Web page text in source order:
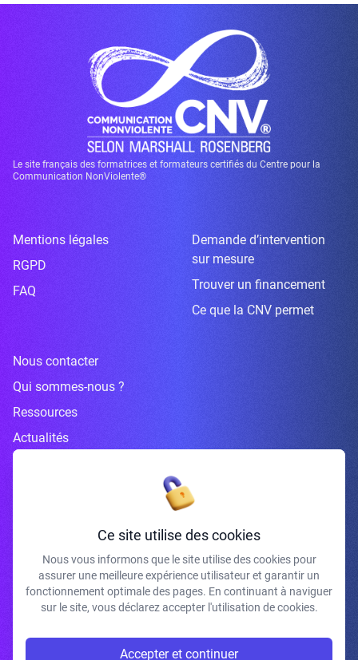
Le site français des formatrices et formateurs certifiés du Centre pour la
Communication NonViolente®
Mentions légales
RGPD
FAQ
Demande d’intervention
sur mesure
Trouver un financement
Ce que la CNV permet
Nous contacter
Qui sommes-nous ?
Ressources
Actualités
Inscrivez-vous à la newsletter
J'accepte de recevoir vos e-mails et confirme avoir pris connaissance de
votre politique de confidentialité et mentions légales.
Ce site utilise des cookies
Nous vous informons que le site utilise des cookies pour
assurer une meilleure expérience utilisateur et garantir un
fonctionnement optimale des pages. En continuant à naviguer
sur le site, vous déclarez accepter l'utilisation de cookies.
Accepter et continuer